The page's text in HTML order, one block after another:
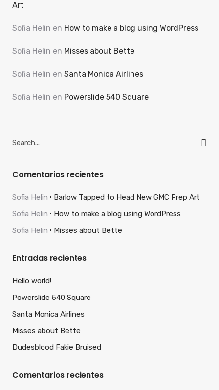
Art
Sofia Helin en How to make a blog using WordPress
Sofia Helin en Misses about Bette
Sofia Helin en Santa Monica Airlines
Sofia Helin en Powerslide 540 Square
for:
Comentarios recientes
Sofia Helin
Barlow Tapped to Head New GMC Prep Art
Sofia Helin
How to make a blog using WordPress
Sofia Helin
Misses about Bette
Entradas recientes
Hello world!
Powerslide 540 Square
Santa Monica Airlines
Misses about Bette
Dudesblood Fakie Bruised
Comentarios recientes